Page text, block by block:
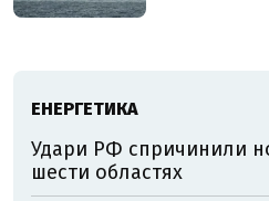
ЕНЕРГЕТИКА
Удари РФ спричинили
шести областях